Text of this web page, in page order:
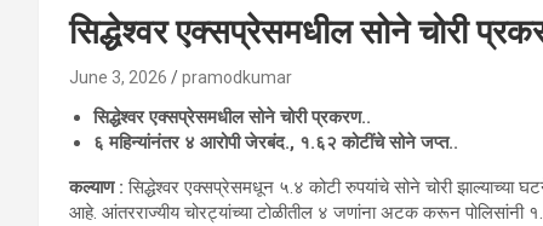
सिद्धेश्वर एक्सप्रेसमधील सोने चोरी
June 3, 2026 pramodkumar
सिद्धेश्वर एक्सप्रेसमधील सोने चोरी प्रकरण..
६ महिन्यांनंतर ४ आरोपी जेरबंद., १.६२ कोटींचे सोने जप्त..
कल्याण : सिद्धेश्वर एक्सप्रेसमधून ५.४ कोटी रुपयांचे सोने चोरी झाल्याच्या
आहे. आंतरराज्यीय चोरट्यांच्या टोळीतील ४ जणांना अटक करून